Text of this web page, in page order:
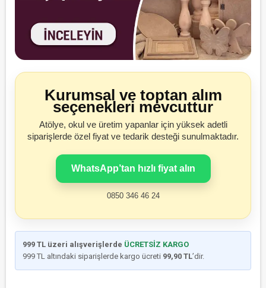
Kurumsal ve toptan alım
seçenekleri mevcuttur
Atölye, okul ve üretim yapanlar için yüksek adetli
siparişlerde özel fiyat ve tedarik desteği sunulmaktadır.
WhatsApp’tan hızlı fiyat alın
0850 346 46 24
999 TL üzeri alışverişlerde ÜCRETSİZ KARGO
999 TL altındaki siparişlerde kargo ücreti 99,90 TL’dir.